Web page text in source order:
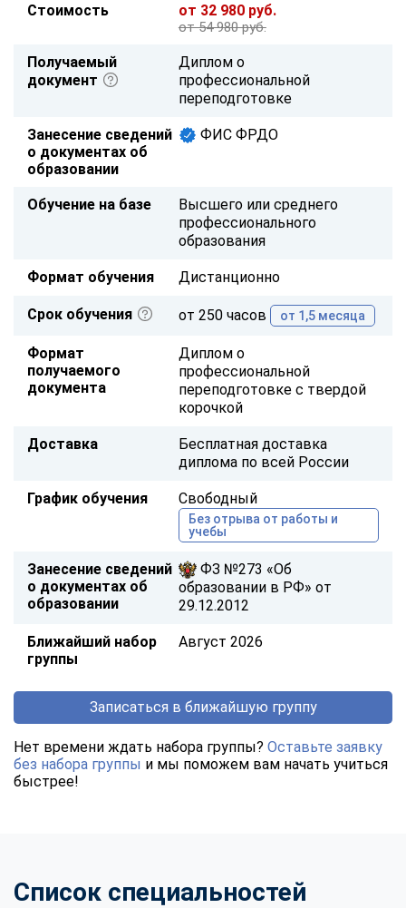
Стоимость от 32 980 руб.
от 54 980 руб.
Получаемый
документ
Диплом о
профессиональной
переподготовке
Занесение сведений
о документах об
образовании
ФИС ФРДО
Обучение на базе
Высшего или среднего
профессионального
образования
Формат обучения Дистанционно
Срок обучения от 250 часов от 1,5 месяца
Формат
получаемого
документа
Диплом о
профессиональной
переподготовке с твердой
корочкой
Доставка
Бесплатная доставка
диплома по всей России
График обучения Свободный
Без отрыва от работы и
учебы
Занесение сведений
о документах об
образовании
ФЗ №273 «Об
образовании в РФ» от
29.12.2012
Ближайший набор
группы
Август 2026
Записаться в ближайшую группу
Нет времени ждать набора группы? Оставьте заявку
без набора группы и мы поможем вам начать учиться
быстрее!
Список специальностей